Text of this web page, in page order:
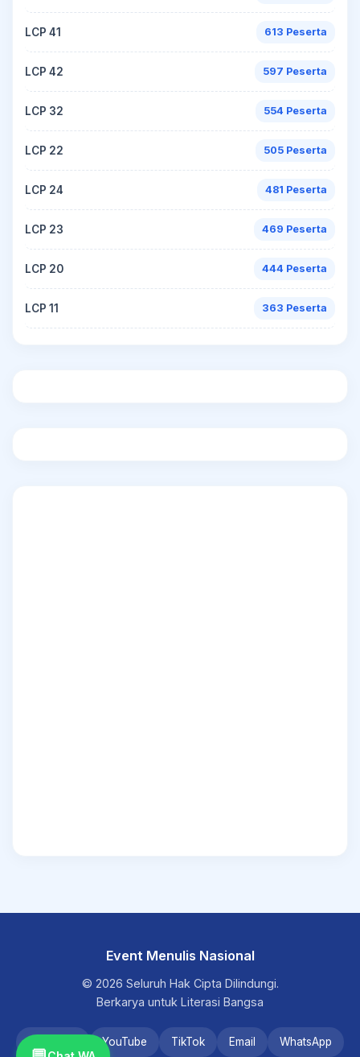
LCP 41 613 Peserta
LCP 42 597 Peserta
LCP 32 554 Peserta
LCP 22 505 Peserta
LCP 24 481 Peserta
LCP 23 469 Peserta
LCP 20 444 Peserta
LCP 11 363 Peserta
Event Menulis Nasional
© 2026 Seluruh Hak Cipta Dilindungi.
Berkarya untuk Literasi Bangsa
YouTube TikTok Email WhatsApp